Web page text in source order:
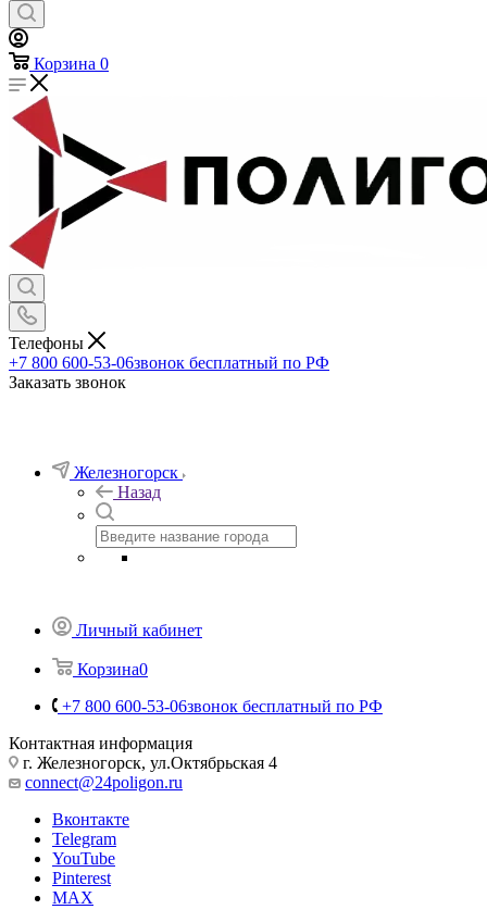
Корзина
Железногорск
Назад
Личный кабинет
+7 800 600-53-06звонок бесплатный по РФ
Контактная информация
г. Железногорск, ул.Октябрьская 4
connect@24poligon.ru
Вконтакте
Telegram
YouTube